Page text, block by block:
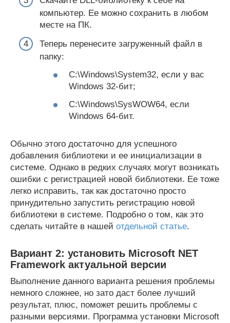
компьютер. Ее можно сохранить в любом
месте на ПК.
Теперь перенесите загруженный файл в
папку:
C:\Windows\System32, если у вас
Windows 32-бит;
C:\Windows\SysWOW64, если
Windows 64-бит.
Обычно этого достаточно для успешного
добавления библиотеки и ее инициализации в
системе. Однако в редких случаях могут возникать
ошибки с регистрацией новой библиотеки. Ее тоже
легко исправить, так как достаточно просто
принудительно запустить регистрацию новой
библиотеки в системе. Подробно о том, как это
сделать читайте в нашей отдельной статье.
Вариант 2: установить Microsoft NET
Framework актуальной версии
Выполнение данного варианта решения проблемы
немного сложнее, но зато даст более лучший
результат, плюс, поможет решить проблемы с
разными версиями. Программа установки Microsoft